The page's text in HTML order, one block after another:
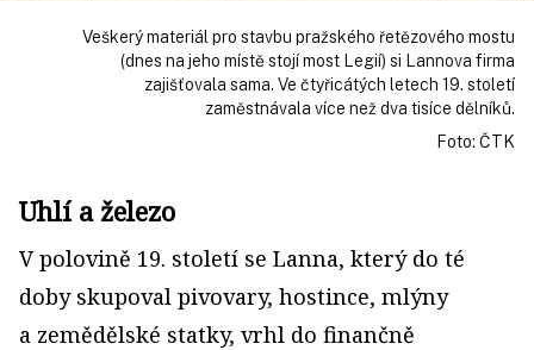
Veškerý materiál pro stavbu pražského řetězového mostu
(dnes na jeho místě stojí most Legií) si Lannova firma
zajišťovala sama. Ve čtyřicátých letech 19. století
zaměstnávala více než dva tisíce dělníků.
Foto: ČTK
Uhlí a železo
V polovině 19. století se Lanna, který do té
doby skupoval pivovary, hostince, mlýny
a zemědělské statky, vrhl do finančně